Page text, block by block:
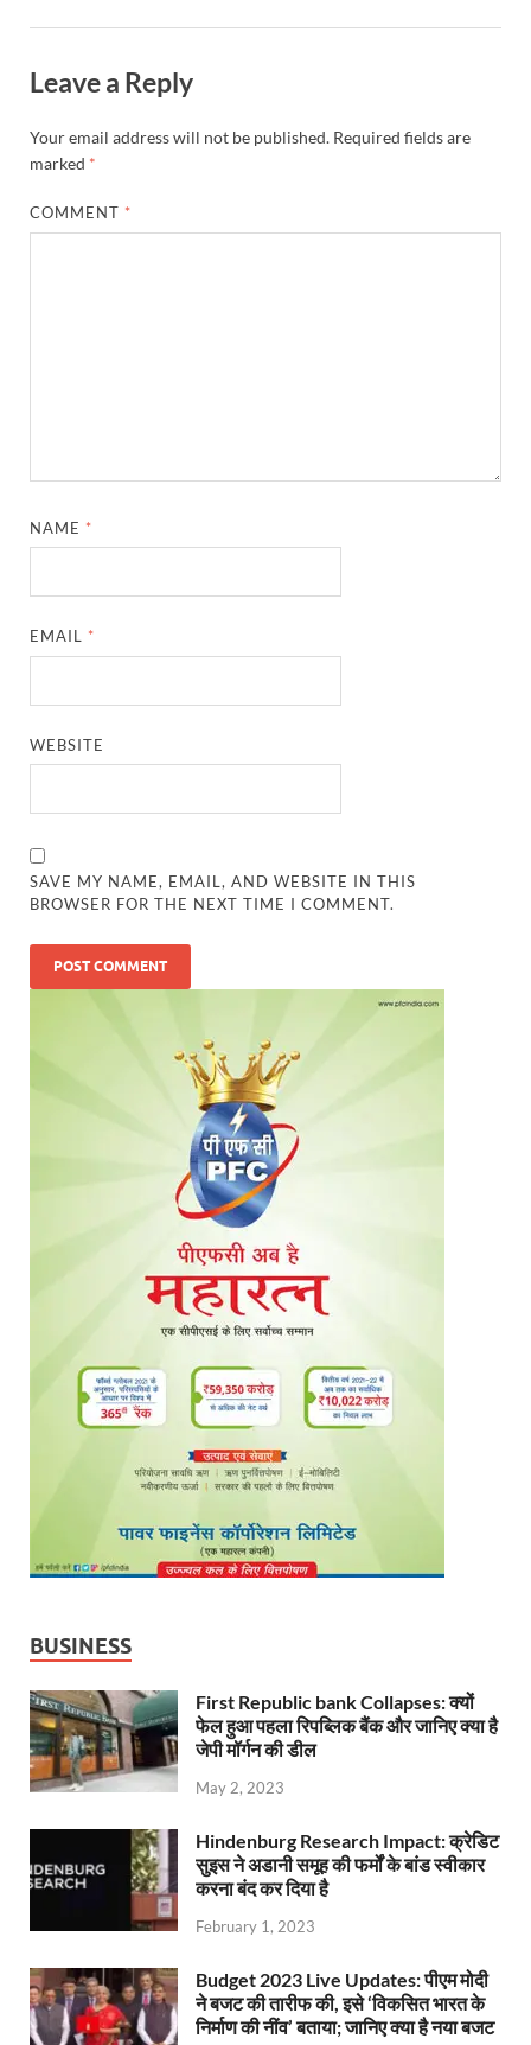
Leave a Reply
Your email address will not be published. Required fields are
marked *
COMMENT *
NAME *
EMAIL *
WEBSITE
SAVE MY NAME, EMAIL, AND WEBSITE IN THIS
BROWSER FOR THE NEXT TIME I COMMENT.
BUSINESS
First Republic bank Collapses: क्यों
फेल हुआ पहला रिपब्लिक बैंक और जानिए क्या है
जेपी मॉर्गन की डील
May 2, 2023
Hindenburg Research Impact: क्रेडिट
सुइस ने अडानी समूह की फर्मों के बांड स्वीकार
करना बंद कर दिया है
February 1, 2023
Budget 2023 Live Updates: पीएम मोदी
ने बजट की तारीफ की, इसे ‘विकसित भारत के
निर्माण की नींव’ बताया; जानिए क्या है नया बजट